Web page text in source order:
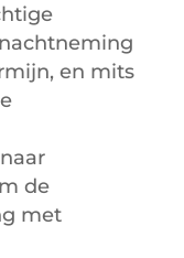
en mits
de
met